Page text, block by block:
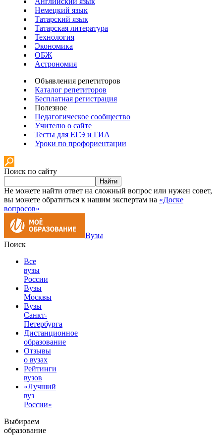
Немецкий язык
Татарский язык
Татарская литература
Технология
Экономика
ОБЖ
Астрономия
Объявления репетиторов
Каталог репетиторов
Бесплатная регистрация
Полезное
Педагогическое сообщество
Учителю о сайте
Тесты для ЕГЭ и ГИА
Уроки по профориентации
Поиск по сайту
Найти
Не можете найти ответ на сложный вопрос или нужен совет,
вы можете обратиться к нашим экспертам на «Доске
вопросов»
Вузы
Поиск
Все
вузы
России
Вузы
Москвы
Вузы
Санкт-
Петербурга
Дистанционное
образование
Отзывы
о вузах
Рейтинги
вузов
«Лучший
вуз
России»
Выбираем
образование